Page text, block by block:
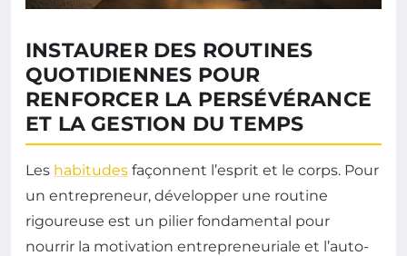
INSTAURER DES ROUTINES
QUOTIDIENNES POUR
RENFORCER LA PERSÉVÉRANCE
ET LA GESTION DU TEMPS
Les habitudes façonnent l’esprit et le corps. Pour
un entrepreneur, développer une routine
rigoureuse est un pilier fondamental pour
nourrir la motivation entrepreneuriale et l’auto-